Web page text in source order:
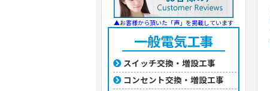
▲お客様から頂いた「声」を掲載しています
一般電気工事
スイッチ交換・増設工事
コンセント交換・増設工事